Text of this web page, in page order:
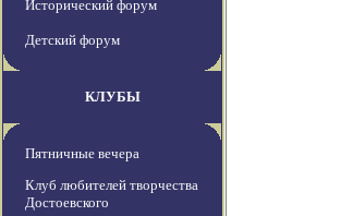
Исторический форум
Детский форум
КЛУБЫ
Пятничные вечера
Клуб любителей творчества
Достоевского